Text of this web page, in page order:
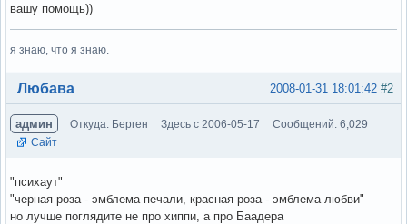
вашу помощь))
я знаю, что я знаю.
Вне форума #2
2008-01-31 18:01:42
Любава
админ Откуда: Берген Здесь с 2006-05-17
Сообщений: 6,029
Сайт
"психаут"
"черная роза - эмблема печали, красная роза - эмблема любви"
но лучше поглядите не про хиппи, а про Баадера